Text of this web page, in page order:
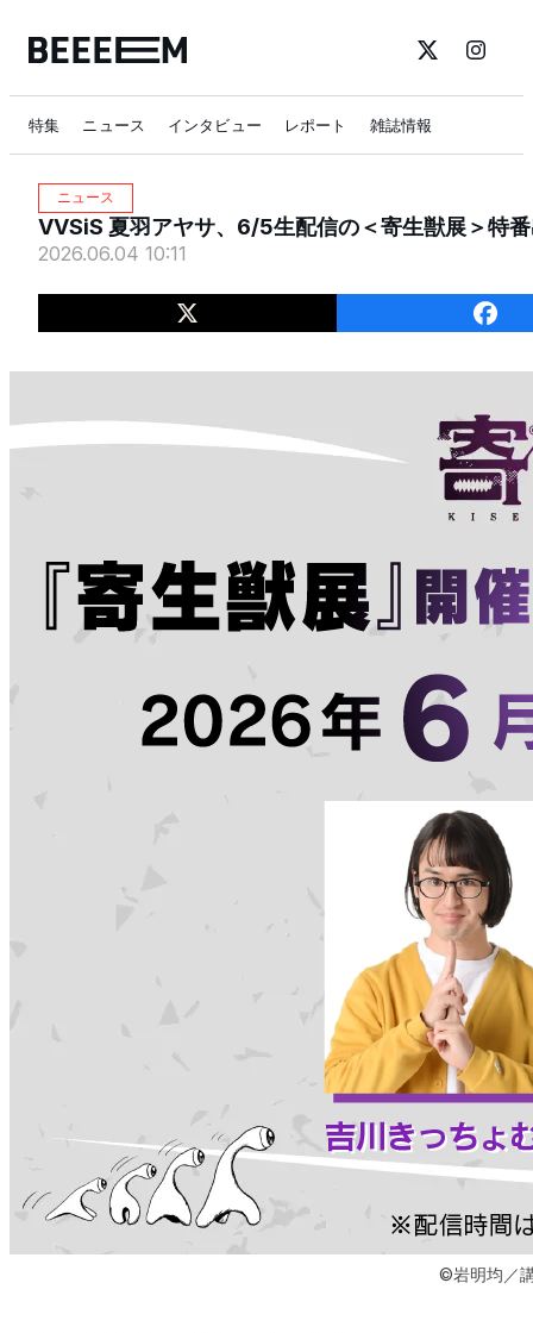
特集 ニュース インタビュー レポート 雑誌情報
ニュース
VVSiS 夏羽アヤサ、6/5生配信の＜寄生獣展＞特
2026.06.04 10:11
©岩明均／